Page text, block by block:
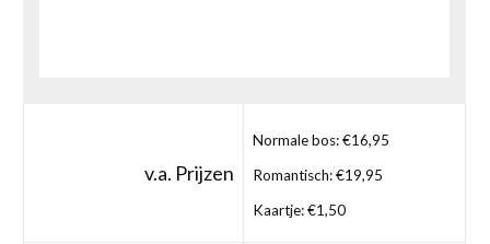
v.a. Prijzen
Normale bos: €16,95
Romantisch: €19,95
Kaartje: €1,50